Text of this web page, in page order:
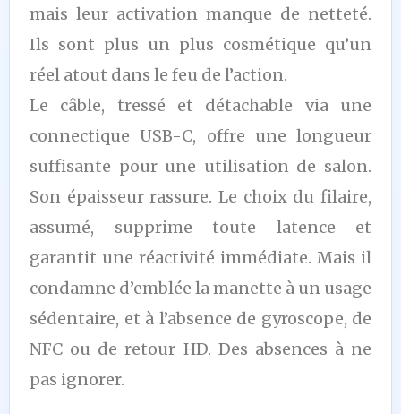
mais leur activation manque de netteté.
Ils sont plus un plus cosmétique qu’un
réel atout dans le feu de l’action.
Le câble, tressé et détachable via une
connectique USB-C, offre une longueur
suffisante pour une utilisation de salon.
Son épaisseur rassure. Le choix du filaire,
assumé, supprime toute latence et
garantit une réactivité immédiate. Mais il
condamne d’emblée la manette à un usage
sédentaire, et à l’absence de gyroscope, de
NFC ou de retour HD. Des absences à ne
pas ignorer.